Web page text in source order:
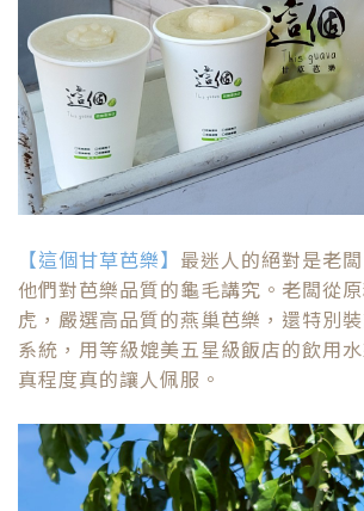
【這個甘草芭樂】 最迷人的絕對是老
他們對芭樂品質的龜毛講究。老闆從
虎，嚴選高品質的燕巢芭樂，還特別
系統，用等級媲美五星級飯店的飲用
真程度真的讓人佩服。